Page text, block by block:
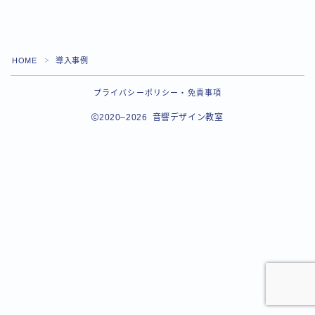
HOME ＞ 導入事例
プライバシーポリシー・免責事項
2020–2026 音響デザイン教室